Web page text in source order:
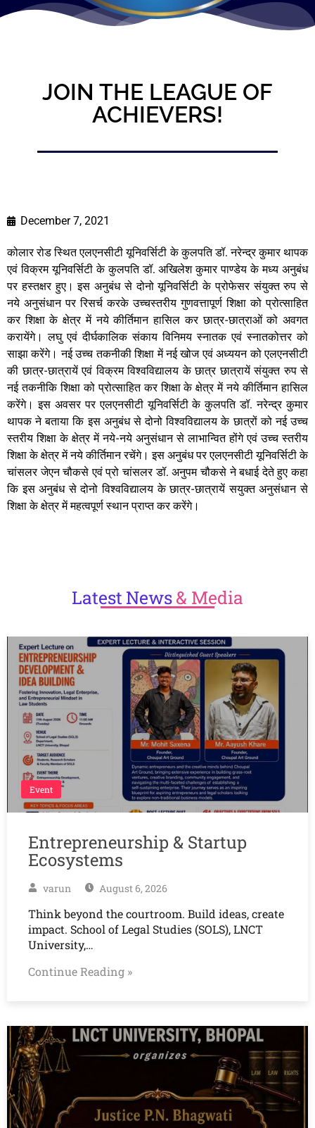
JOIN THE LEAGUE OF
ACHIEVERS!
December 7, 2021
कोलार रोड स्थित एलएनसीटी यूनिवर्सिटी के कुलपति डॉ. नरेन्द्र कुमार थापक
एवं विक्रम यूनिवर्सिटी के कुलपति डॉ. अखिलेश कुमार पाण्डेय के मध्य अनुबंध
पर हस्तक्षर हुए। इस अनुबंध से दोनो यूनिवर्सिटी के प्रोफेसर संयुक्त रुप से
नये अनुसंधान पर रिसर्च करके उच्चस्तरीय गुणवत्तापूर्ण शिक्षा को प्रोत्साहित
कर शिक्षा के क्षेत्र में नये कीर्तिमान हासिल कर छात्र-छात्राओं को अवगत
करायेंगे। लघु एवं दीर्घकालिक संकाय विनिमय स्नातक एवं स्नातकोत्तर को
साझा करेंगे। नई उच्च तकनीकी शिक्षा में नई खोज एवं अध्ययन को एलएनसीटी
की छात्र-छात्रायें एवं विक्रम विश्वविद्यालय के छात्र छात्रायें संयुक्त रुप से
नई तकनीकि शिक्षा को प्रोत्साहित कर शिक्षा के क्षेत्र में नये कीर्तिमान हासिल
करेंगे। इस अवसर पर एलएनसीटी यूनिवर्सिटी के कुलपति डॉ. नरेन्द्र कुमार
थापक ने बताया कि इस अनुबंध से दोनो विश्वविद्यालय के छात्रों को नई उच्च
स्तरीय शिक्षा के क्षेत्र में नये-नये अनुसंधान से लाभान्वित होंगे एवं उच्च स्तरीय
शिक्षा के क्षेत्र में नये कीर्तिमान रचेंगे। इस अनुबंध पर एलएनसीटी यूनिवर्सिटी के
चांसलर जेएन चौकसे एवं प्रो चांसलर डॉ. अनुपम चौकसे ने बधाई देते हुए कहा
कि इस अनुबंध से दोनो विश्वविद्यालय के छात्र-छात्रायें सयुक्त अनुसंधान से
शिक्षा के क्षेत्र में महत्वपूर्ण स्थान प्राप्त कर करेंगे।
LatestNews& Media
Event
Entrepreneurship & Startup
Ecosystems
varun August 6, 2026
Think beyond the courtroom. Build ideas, create
impact. School of Legal Studies (SOLS), LNCT
University,…
Continue Reading »